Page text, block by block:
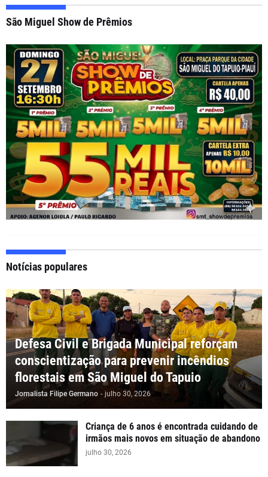
São Miguel Show de Prêmios
Notícias populares
Defesa Civil e Brigada Municipal reforçam
conscientização para prevenir incêndios
florestais em São Miguel do Tapuio
Jornalista Filipe Germano - julho 30, 2026
Criança de 6 anos é encontrada cuidando de
irmãos mais novos em situação de abandono
julho 30, 2026